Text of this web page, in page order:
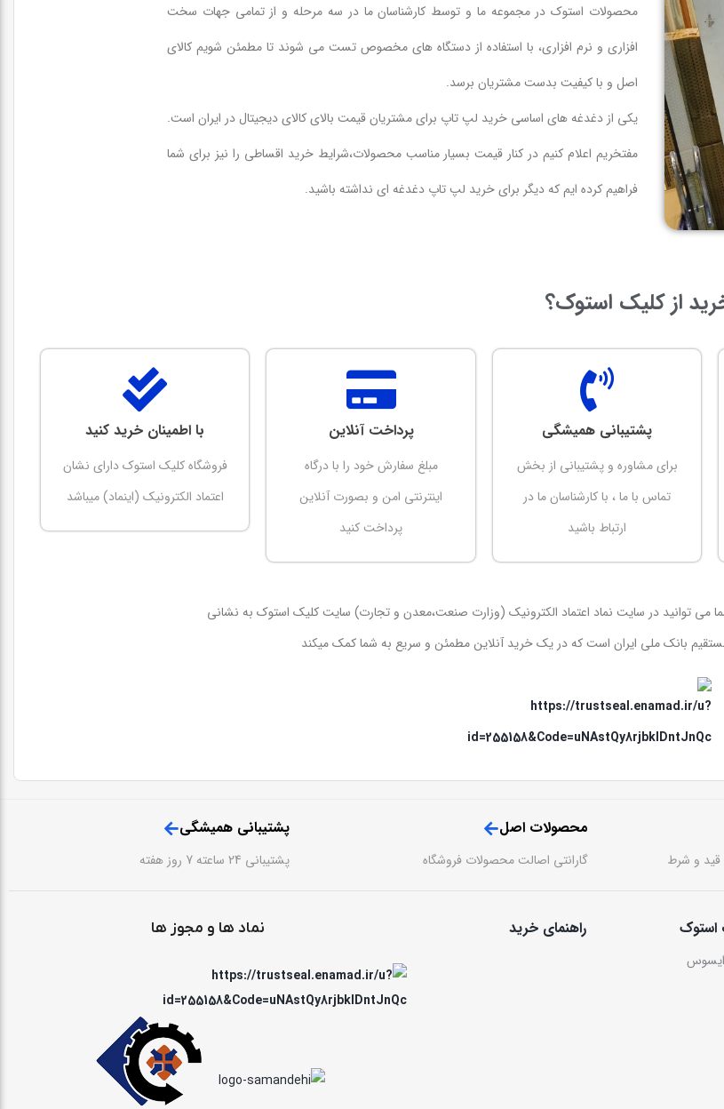
محصولات استوک در مجموعه ما و توسط کارشناسان ما در سه مرحله و از تمامی جهات سخت
افزاری و نرم افزاری، با استفاده از دستگاه های مخصوص تست می شوند تا مطمئن شویم کالای
اصل و با کیفیت بدست مشتریان برسد.
یکی از دغدغه های اساسی خرید لپ تاپ برای مشتریان قیمت بالای کالای دیجیتال در ایران است.
مفتخریم اعلام کنیم در کنار قیمت بسیار مناسب محصولات،شرایط خرید اقساطی را نیز برای شما
فراهیم کرده ایم که دیگر برای خرید لپ تاپ دغدغه ای نداشته باشید.
از کلیک استوک؟
پشتیبانی همیشگی
برای مشاوره و پشتیبانی از بخش
تماس با ما ، با کارشناسان ما در
ارتباط باشید
پرداخت آنلاین
مبلغ سفارش خود را با درگاه
اینترنتی امن و بصورت آنلاین
پرداخت کنید
با اطمینان خرید کنید
فروشگاه کلیک استوک دارای نشان
اعتماد الکترونیک (اینماد) میباشد
می توانید در سایت نماد اعتماد الکترونیک (وزارت صنعت،معدن و تجارت) سایت کلیک استوک به نشانی
بانک ملی ایران است که در یک خرید آنلاین مطمئن و سریع به شما کمک میکند
محصولات اصل
گارانتی اصالت محصولات فروشگاه
پشتیبانی همیشگی
پشتیبانی 24 ساعته 7 روز هفته
استوک راهنمای خرید نماد ها و مجوز ها